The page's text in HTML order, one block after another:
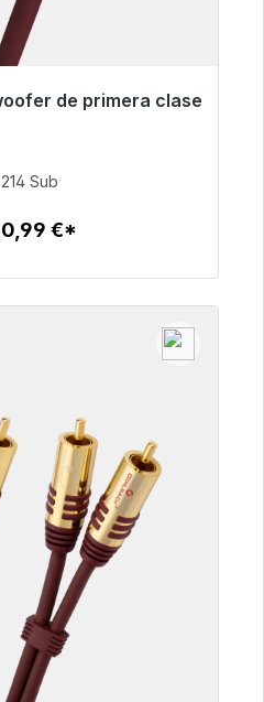
de primera clase
plazo de entrega
€
Sub
€*